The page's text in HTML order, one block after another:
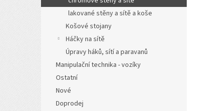
lakované stěny a sítě a koše
Košové stojany
Háčky na sítě
Úpravy háků, sítí a paravanů
Manipulační technika - vozíky
Ostatní
Nové
Doprodej